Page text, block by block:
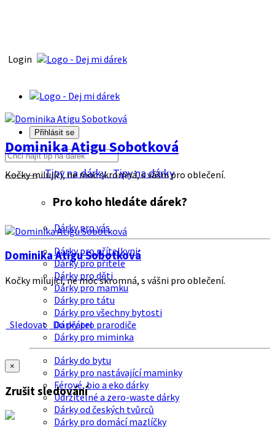
Login
Přihlásit se
Tipy na dárkyTipy na dárky
Pro koho hledáte dárek?
Dárky pro vás
Dárky pro přítelkyni
Dárky pro přítele
Dárky pro děti
Dárky pro mamku
Dárky pro tátu
Dárky pro všechny bytosti
Dárky pro prarodiče
Dárky pro miminka
Dárky do bytu
Dárky pro nastávající maminky
Férové, bio a eko dárky
Udržitelné a zero-waste dárky
Dárky od českých tvůrců
Dárky pro domácí mazlíčky
Dominika Atigu Sobotková
Kočky milující, ne moc skromná, s vášni pro oblečení.
Dominika Atigu Sobotková
Kočky milující, ne moc skromná, s vášni pro oblečení.
Sledovat Do přátel
×
Zrušit sledování